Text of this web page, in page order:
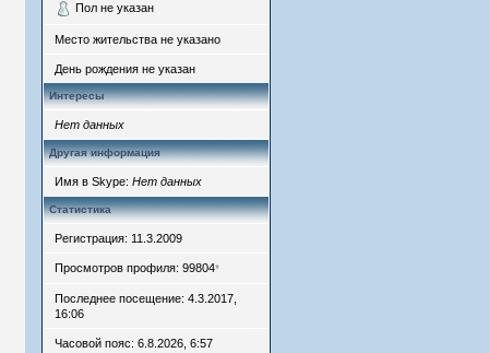
Пол не указан
Место жительства не указано
День рождения не указан
Интересы
Нет данных
Другая информация
Имя в Skype: Нет данных
Статистика
Регистрация: 11.3.2009
Просмотров профиля: 99804*
Последнее посещение: 4.3.2017,
16:06
Часовой пояс: 6.8.2026, 6:57